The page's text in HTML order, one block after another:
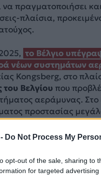
Do Not Process My
opt-out of the sale, sharing to
for targeted
να πραγματοποιήσει
πλαίσια,
το Βέλγιο
νέων συστημάτων
Kongsberg, στο
Βελγίου που
αεράμυνας. Στο
προστασίας
System) για το